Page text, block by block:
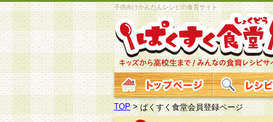
子供向けかんたんレシピの食育サイト
TOP >ぱくすく食堂会員登録ページ